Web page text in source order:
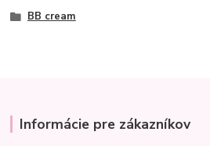
BB cream
Informácie pre zákazníkov